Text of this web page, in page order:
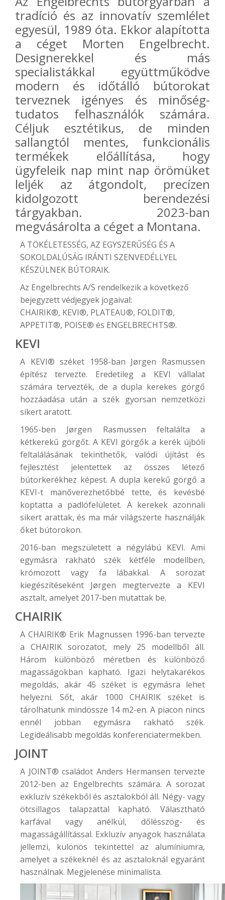
tradíció és az innovatív szemlélet
egyesül, 1989 óta. Ekkor alapította
a céget Morten Engelbrecht.
Designerekkel és más
specialistákkal együttműködve
modern és időtálló bútorokat
terveznek igényes és minőség-
tudatos felhasználók számára.
Céljuk esztétikus, de minden
sallangtól mentes, funkcionális
termékek előállítása, hogy
ügyfeleik nap mint nap örömüket
leljék az átgondolt, precízen
kidolgozott berendezési
tárgyakban. 2023-ban
megvásárolta a céget a Montana.
A TÖKÉLETESSÉG, AZ EGYSZERŰSÉG ÉS A
SOKOLDALÚSÁG IRÁNTI SZENVEDÉLLYEL
KÉSZÜLNEK BÚTORAIK.
Az Engelbrechts A/S rendelkezik a következő
bejegyzett védjegyek jogaival:
CHAIRIK®, KEVI®, PLATEAU®, FOLDIT®,
APPETIT®, POISE® és ENGELBRECHTS®.
KEVI
A KEVI® széket 1958-ban Jørgen Rasmussen
építész tervezte. Eredetileg a KEVI vállalat
számára tervezték, de a dupla kerekes görgő
hozzáadása után a szék gyorsan nemzetközi
sikert aratott.
1965-ben Jørgen Rasmussen feltalálta a
kétkerekű görgőt. A KEVI görgők a kerék újbóli
feltalálásának tekinthetők, valódi újítást és
fejlesztést jelentettek az összes létező
bútorkerékhez képest. A dupla kerekű görgő a
KEVI-t manőverezhetőbbé tette, és kevésbé
koptatta a padlófelületet. A kerekek azonnali
sikert arattak, és ma már világszerte használják
őket bútorokon.
2016-ban megszületett a négylábú KEVI. Ami
egymásra rakható szék kétféle modellben,
krómozott vagy fa lábakkal. A sorozat
kiegészítéseként Jørgen megtervezte a KEVI
asztalt, amelyet 2017-ben mutattak be.
CHAIRIK
ACHAIRIK® Erik Magnussen 1996-ban tervezte
a CHAIRIK sorozatot, mely 25 modellből áll.
Három különböző méretben és különböző
magasságokban kapható. Igazi helytakarékos
megoldás, akár 45 széket is egymásra lehet
helyezni. Sőt, akár 1000 CHAIRIK széket is
tárolhatunk mindössze 14 m2-en. A piacon nincs
ennél jobban egymásra rakható szék.
Legideálisabb megoldás konferenciatermekben.
JOINT
A JOINT® családot Anders Hermansen tervezte
2012-ben az Engelbrechts számára. A sorozat
exkluzív székekből és asztalokból áll. Négy- vagy
ötcsillagos talapzattal kapható. Választható
karfával vagy anélkül, dőlésszög- és
magasságállítással. Exkluzív anyagok használata
jellemzi, különös tekintettel az alumíniumra,
amelyet a székeknél és az asztaloknál egyaránt
használnak. Megjelenése minimalista.